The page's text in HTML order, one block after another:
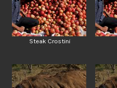
Steak Crostini